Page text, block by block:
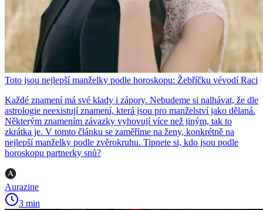
Toto jsou nejlepší manželky podle horoskopu: Žebříčku vévodí Raci
Každé znamení má své klady i zápory. Nebudeme si nalhávat, že dle
astrologie neexistují znamení, která jsou pro manželství jako dělaná.
Některým znamením závazky vyhovují více než jiným, tak to
zkrátka je. V tomto článku se zaměříme na ženy, konkrétně na
nejlepší manželky podle zvěrokruhu. Tipnete si, kdo jsou podle
horoskopu partnerky snů?
Aurazine
3 min